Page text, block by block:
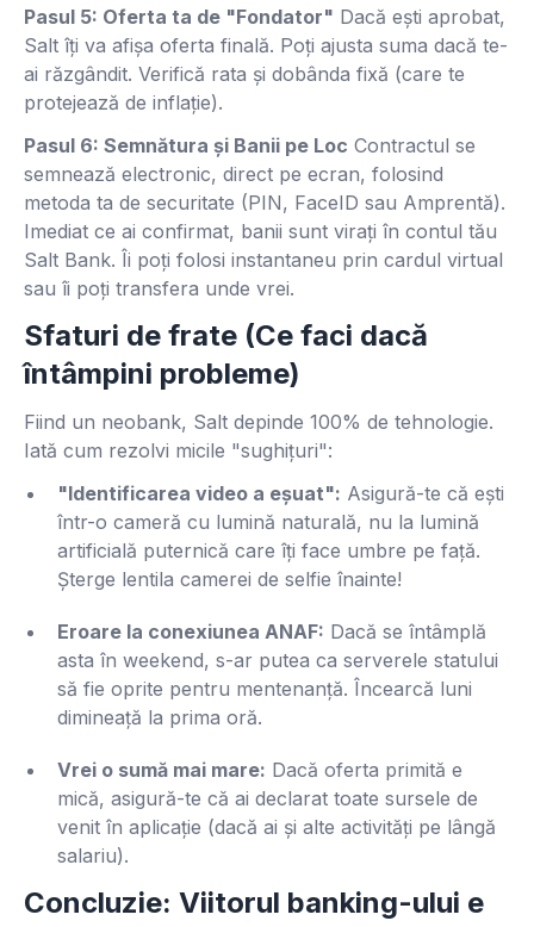
Pasul 5: Oferta ta de "Fondator" Dacă ești aprobat,
Salt îți va afișa oferta finală. Poți ajusta suma dacă te-
ai răzgândit. Verifică rata și dobânda fixă (care te
protejează de inflație).
Pasul 6: Semnătura și Banii pe Loc Contractul se
semnează electronic, direct pe ecran, folosind
metoda ta de securitate (PIN, FaceID sau Amprentă).
Imediat ce ai confirmat, banii sunt virați în contul tău
Salt Bank. Îi poți folosi instantaneu prin cardul virtual
sau îi poți transfera unde vrei.
Sfaturi de frate (Ce faci dacă
întâmpini probleme)
Fiind un neobank, Salt depinde 100% de tehnologie.
Iată cum rezolvi micile "sughițuri":
"Identificarea video a eșuat": Asigură-te că ești
într-o cameră cu lumină naturală, nu la lumină
artificială puternică care îți face umbre pe față.
Șterge lentila camerei de selfie înainte!
Eroare la conexiunea ANAF: Dacă se întâmplă
asta în weekend, s-ar putea ca serverele statului
să fie oprite pentru mentenanță. Încearcă luni
dimineață la prima oră.
Vrei o sumă mai mare: Dacă oferta primită e
mică, asigură-te că ai declarat toate sursele de
venit în aplicație (dacă ai și alte activități pe lângă
salariu).
Concluzie: Viitorul banking-ului e